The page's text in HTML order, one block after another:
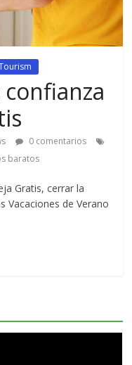
0 comentarios
baratos
Gratis, cerrar la
Vacaciones de Verano